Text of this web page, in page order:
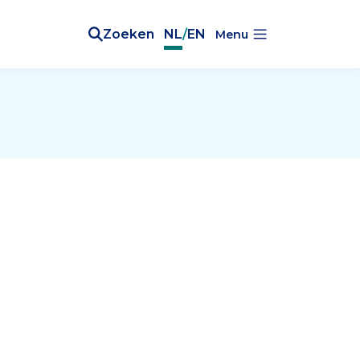
Zoeken NL/EN Menu